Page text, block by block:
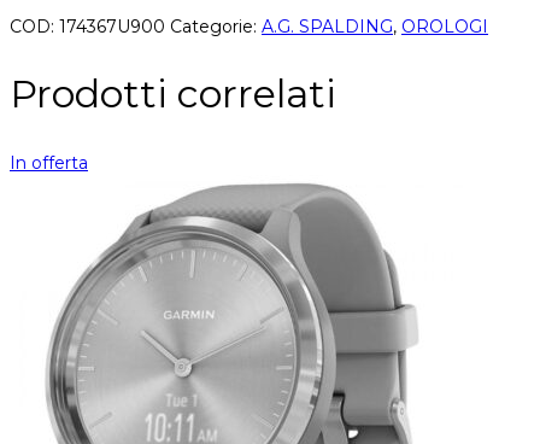
COD: 174367U900 Categorie: A.G. SPALDING, OROLOGI
Prodotti correlati
In offerta